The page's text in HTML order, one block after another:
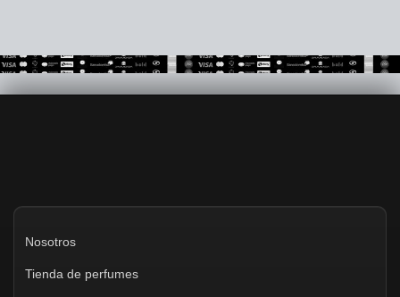
Nosotros
Tienda de perfumes